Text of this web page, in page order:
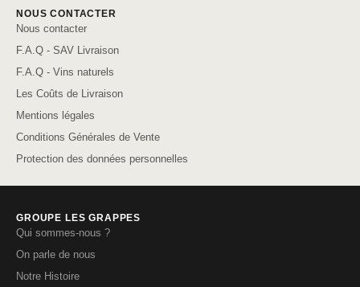
NOUS CONTACTER
Nous contacter
F.A.Q - SAV Livraison
F.A.Q - Vins naturels
Les Coûts de Livraison
Mentions légales
Conditions Générales de Vente
Protection des données personnelles
GROUPE LES GRAPPES
Qui sommes-nous ?
On parle de nous
Notre Histoire